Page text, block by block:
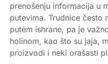
prenošenju informacija u
putevima. Trudnice često
putem ishrane, pa je
holinom, kao što su jaja,
proizvodi i neki orašasti